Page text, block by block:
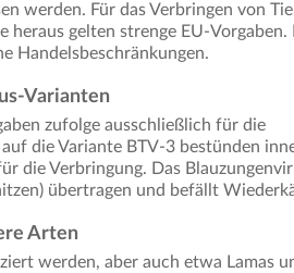
werden. Für das Verbringen von
heraus gelten strenge EU-Vorgaben.
Handelsbeschränkungen.
Varianten
zufolge ausschließlich für die
die Variante BTV-3 bestünden
die Verbringung. Das
übertragen und befällt
Arten
werden, aber auch etwa Lamas